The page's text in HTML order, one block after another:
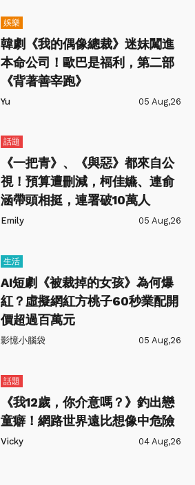
娛樂
韓劇《我的偶像總裁》迷妹闖進
本命公司！歐巴是福利，第二部
《背著善宰跑》
Yu 05 Aug,26
話題
《一把青》、《與惡》都來自公
視！預算遭刪減，柯佳嬿、連俞
涵帶頭相挺，連署破10萬人
Emily 05 Aug,26
生活
AI短劇《被裁掉的女孩》為何爆
紅？虛擬網紅方桃子60秒業配開
價超過百萬元
影憶小腦袋 05 Aug,26
話題
《我12歲，你介意嗎？》釣出戀
童癖！網路世界遠比想像中危險
Vicky 04 Aug,26